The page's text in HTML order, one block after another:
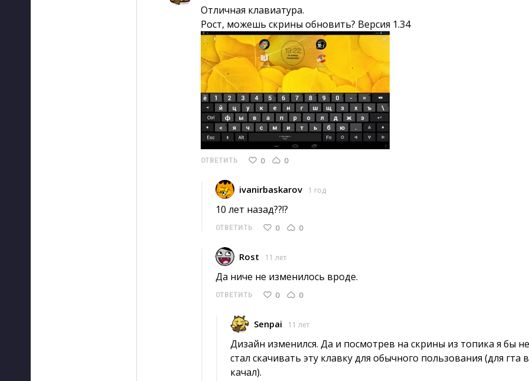
Отличная клавиатура.
Рост, можешь скрины обновить? Версия 1.34
ОТВЕТИТЬ 0 0
ivanirbaskarov 1 год
10 лет назад??!?
ОТВЕТИТЬ 0 0
Rost 11 лет
Да ниче не изменилось вроде.
ОТВЕТИТЬ 0 0
Senpai 11 лет
Дизайн изменился. Да и посмотрев на скрины из топика я бы не
стал скачивать эту клавку для обычного пользования (для гта
качал).